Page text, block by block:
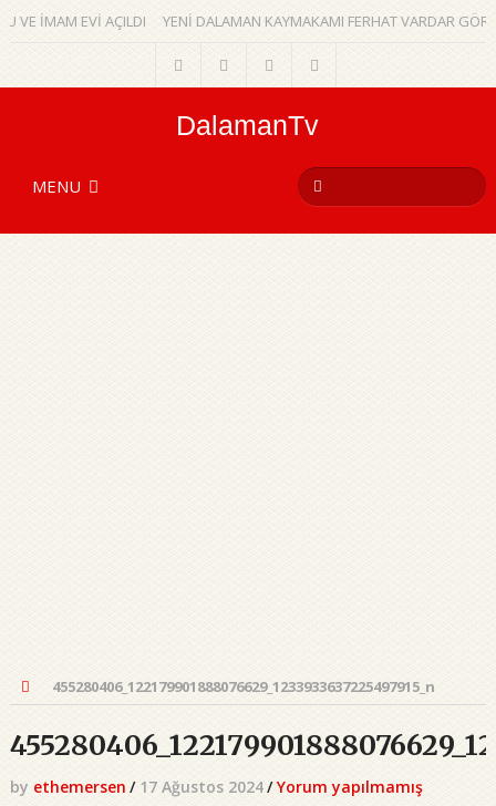
VE İMAM EVİ AÇILDI YENİ DALAMAN KAYMAKAMI FERHAT VARDAR
DalamanTv
MENU
455280406_122179901888076629_1233933637225497915_n
by ethemersen / 17 Ağustos 2024/ Yorum yapılmamış